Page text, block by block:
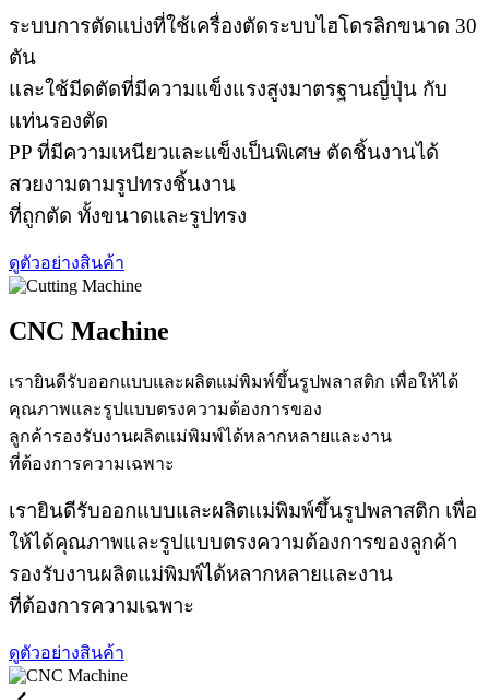
ระบบการตัดแบ่งที่ใช้เครื่องตัดระบบไฮโดรลิกขนาด 30
ตัน
และใช้มีดตัดที่มีความแข็งแรงสูงมาตรฐานญี่ปุ่น กับ
แท่นรองตัด
PP ที่มีความเหนียวและแข็งเป็นพิเศษ ตัดชิ้นงานได้
สวยงามตามรูปทรงชิ้นงาน
ที่ถูกตัด ทั้งขนาดและรูปทรง
ดูตัวอย่างสินค้า
CNC Machine
เรายินดีรับออกแบบและผลิตแม่พิมพ์ขึ้นรูปพลาสติก เพื่อให้ได้
คุณภาพและรูปแบบตรงความต้องการของ
ลูกค้ารองรับงานผลิตแม่พิมพ์ได้หลากหลายและงาน
ที่ต้องการความเฉพาะ
เรายินดีรับออกแบบและผลิตแม่พิมพ์ขึ้นรูปพลาสติก เพื่อ
ให้ได้คุณภาพและรูปแบบตรงความต้องการของลูกค้า
รองรับงานผลิตแม่พิมพ์ได้หลากหลายและงาน
ที่ต้องการความเฉพาะ
ดูตัวอย่างสินค้า